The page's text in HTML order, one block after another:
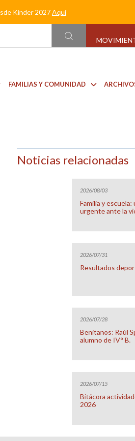
Kínder 2027Aquí
FAMILIAS Y COMUNIDAD
Noticias relacionadas
2026/08/03
Familia y escuela:
urgente ante la
2026/07/31
Resultados
2026/07/28
Benitanos: Raúl
alumno de IV° B.
2026/07/15
Bitácora
2026